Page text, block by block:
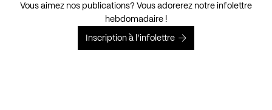
Vous aimez nos publications? Vous adorerez notre infolettre
hebdomadaire !
Inscription à l’infolettre